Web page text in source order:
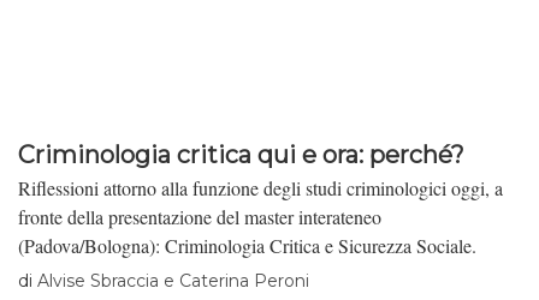
Criminologia critica qui e ora: perché?
Riflessioni attorno alla funzione degli studi criminologici oggi, a
fronte della presentazione del master interateneo
(Padova/Bologna): Criminologia Critica e Sicurezza Sociale.
di Alvise Sbraccia e Caterina Peroni